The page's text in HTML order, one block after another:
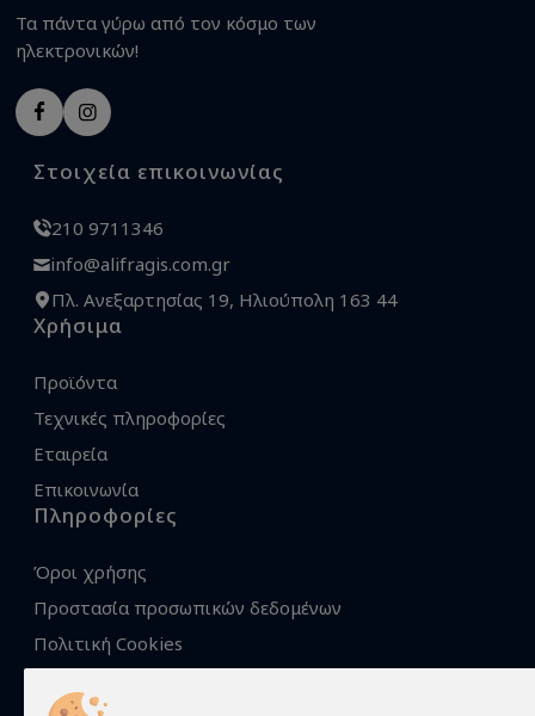
Τα πάντα γύρω από τον κόσμο των
ηλεκτρονικών!
Στοιχεία επικοινωνίας
210 9711346
info@alifragis.com.gr
Πλ. Ανεξαρτησίας 19, Ηλιούπολη 163 44
Χρήσιμα
Προϊόντα
Τεχνικές πληροφορίες
Εταιρεία
Επικοινωνία
Πληροφορίες
Όροι χρήσης
Προστασία προσωπικών δεδομένων
Πολιτική Cookies